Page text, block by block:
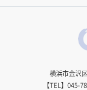
横浜市金沢
【TEL】 045-